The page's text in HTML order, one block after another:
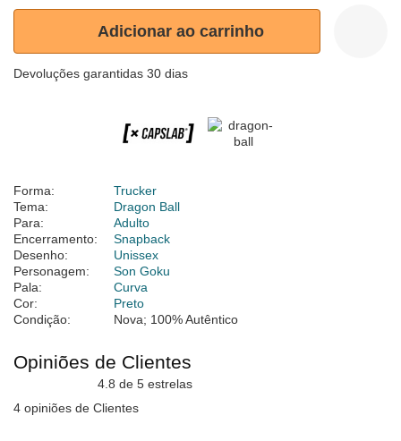
Adicionar ao carrinho
Devoluções garantidas 30 dias
Forma:
Trucker
Tema:
Dragon Ball
Para:
Adulto
Encerramento:
Snapback
Desenho:
Unissex
Personagem:
Son Goku
Pala:
Curva
Cor:
Preto
Condição:
Nova; 100% Autêntico
Opiniões de Clientes
4.8 de 5 estrelas
4 opiniões de Clientes